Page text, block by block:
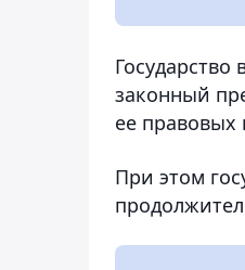
законный
ее правовых
При этом